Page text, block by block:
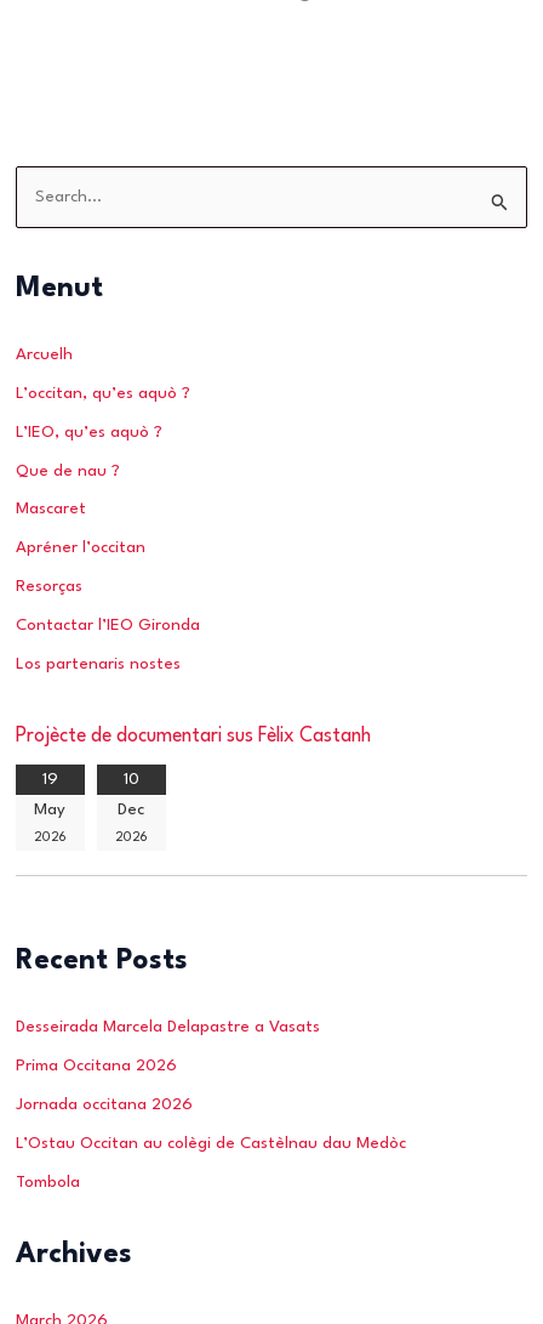
h
f
o
r
:
Menut
Arcuelh
L’occitan, qu’es aquò ?
L’IEO, qu’es aquò ?
Que de nau ?
Mascaret
Apréner l’occitan
Resorças
Contactar l’IEO Gironda
Los partenaris nostes
Projècte de documentari sus Fèlix Castanh
19
May
2026
10
Dec
2026
Recent Posts
Desseirada Marcela Delapastre a Vasats
Prima Occitana 2026
Jornada occitana 2026
L’Ostau Occitan au colègi de Castèlnau dau Medòc
Tombola
Archives